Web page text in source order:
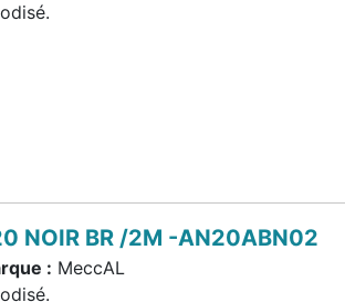
NOIR BR /2M -AN20ABN02
: MeccAL